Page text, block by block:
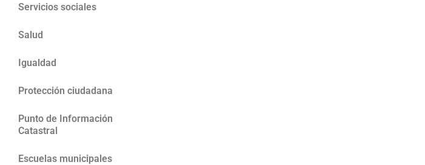
Servicios sociales
Salud
Igualdad
Protección ciudadana
Punto de Información
Catastral
Escuelas municipales